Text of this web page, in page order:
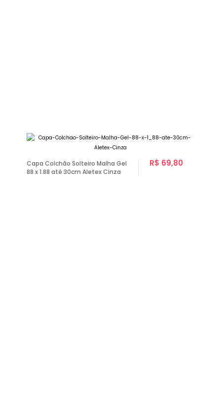
Capa Colchão Solteiro Malha Gel
88 x 1.88 até 30cm Aletex Cinza
R$ 69,80